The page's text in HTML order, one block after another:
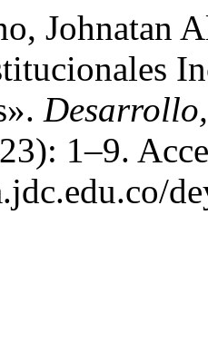
Johnatan
1–9.